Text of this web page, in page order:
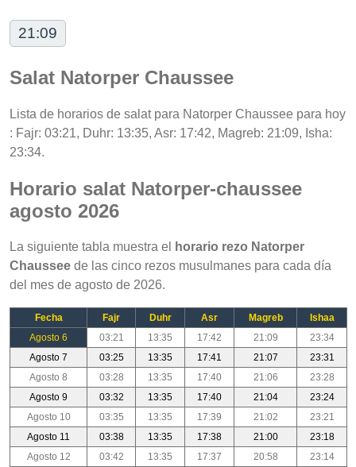
21:09
Salat Natorper Chaussee
Lista de horarios de salat para Natorper Chaussee para hoy
: Fajr: 03:21, Duhr: 13:35, Asr: 17:42, Magreb: 21:09, Isha:
23:34.
Horario salat Natorper-chaussee
agosto 2026
La siguiente tabla muestra el
horario rezo Natorper
Chaussee de las cinco rezos musulmanes para cada día
del mes de agosto de 2026.
Fecha Fajr Duhr Asr Magreb
Ishaa
Agosto 6
03:21 13:35 17:42 21:09
23:34
Agosto 7
03:25 13:35 17:41 21:07
23:31
Agosto 8
03:28 13:35 17:40 21:06
23:28
Agosto 9
03:32 13:35 17:40 21:04
23:24
Agosto 10
03:35 13:35 17:39 21:02
23:21
Agosto 11
03:38 13:35 17:38 21:00
23:18
Agosto 12
03:42 13:35 17:37 20:58
23:14